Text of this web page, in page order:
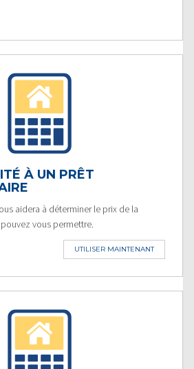
À UN PRÊT
aidera à déterminer le prix de la
vous permettre.
UTILISER MAINTENANT